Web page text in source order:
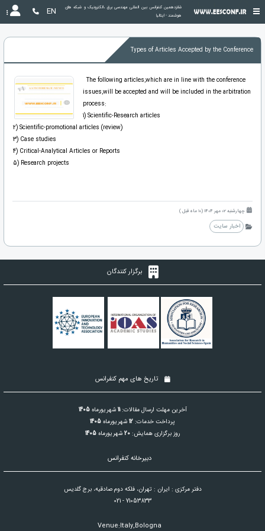
هوشمند - ایتالیا
EN
Types of Articles Accepted by the Conference
The following articles,which are in line with the conference
issues,will be accepted and will be included in the arbitration
process:
1) Scientific-Research articles
2) Scientific-promotional articles (review)
3) Case studies
4) Critical-Analytical Articles or Reports
5) Research projects
چهارشنبه 02 مهر 1404 (10 ماه قبل )
اخبار سایت
برگزار کنندگان
تاریخ های مهم کنفرانس
آخرین مهلت ارسال مقالات:11 شهریورماه1405
پرداخت خدمات: 12 شهریورماه 1405
روز برگزاری همایش: 20 شهریورماه 1405
دبیرخانه کنفرانس
دفتر مرکزی : ایران : تهران، فلکه دوم صادقیه، برج گلدیس
021 - 71053833
Venue:Italy,Bologna